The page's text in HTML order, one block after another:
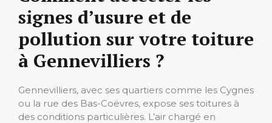
signes d’usure et de
pollution sur votre toiture
à Gennevilliers ?
Gennevilliers, avec ses quartiers comme les Cygnes
ou la rue des Bas-Coëvres, expose ses toitures à
des conditions particulières. L’air chargé en